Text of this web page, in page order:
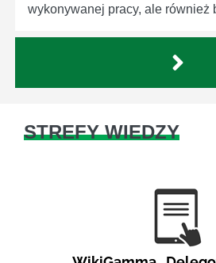
wykonywanej pracy, ale również
STREFY WIEDZY